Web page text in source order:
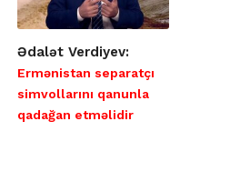
Ədalət Verdiyev:
Ermənistan separatçı
simvollarını qanunla
qadağan etməlidir